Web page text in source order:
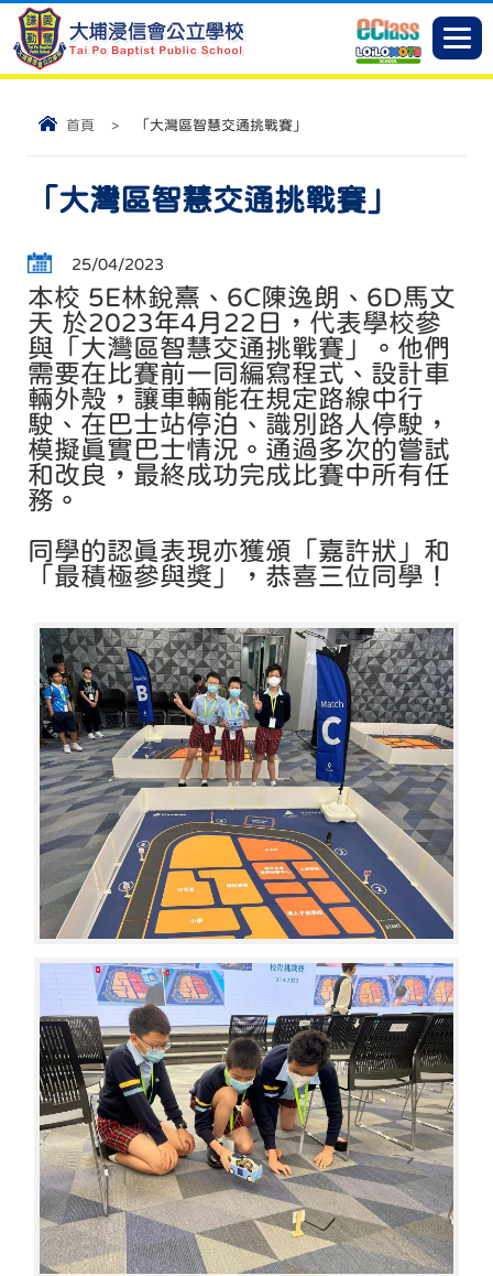
首頁 > 「大灣區智慧交通挑戰賽」
「大灣區智慧交通挑戰賽」
25/04/2023
本校 5E林銳熹、6C陳逸朗、6D馬文
天 於2023年4月22日，代表學校參
與「大灣區智慧交通挑戰賽」。他們
需要在比賽前一同編寫程式、設計車
輛外殼，讓車輛能在規定路線中行
駛、在巴士站停泊、識別路人停駛，
模擬真實巴士情況。通過多次的嘗試
和改良，最終成功完成比賽中所有任
務。
同學的認真表現亦獲頒「嘉許狀」和
「最積極參與獎」，恭喜三位同學！